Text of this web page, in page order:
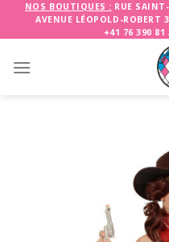
NOS BOUTIQUES : RUE
AVENUE LÉOPOLD-ROBERT
+41 76 390 81